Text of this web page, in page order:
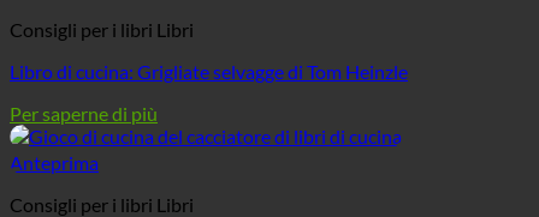
Consigli per i libri Libri
Libro di cucina: Grigliate selvagge di Tom Heinzle
Per saperne di più
Anteprima
Consigli per i libri Libri